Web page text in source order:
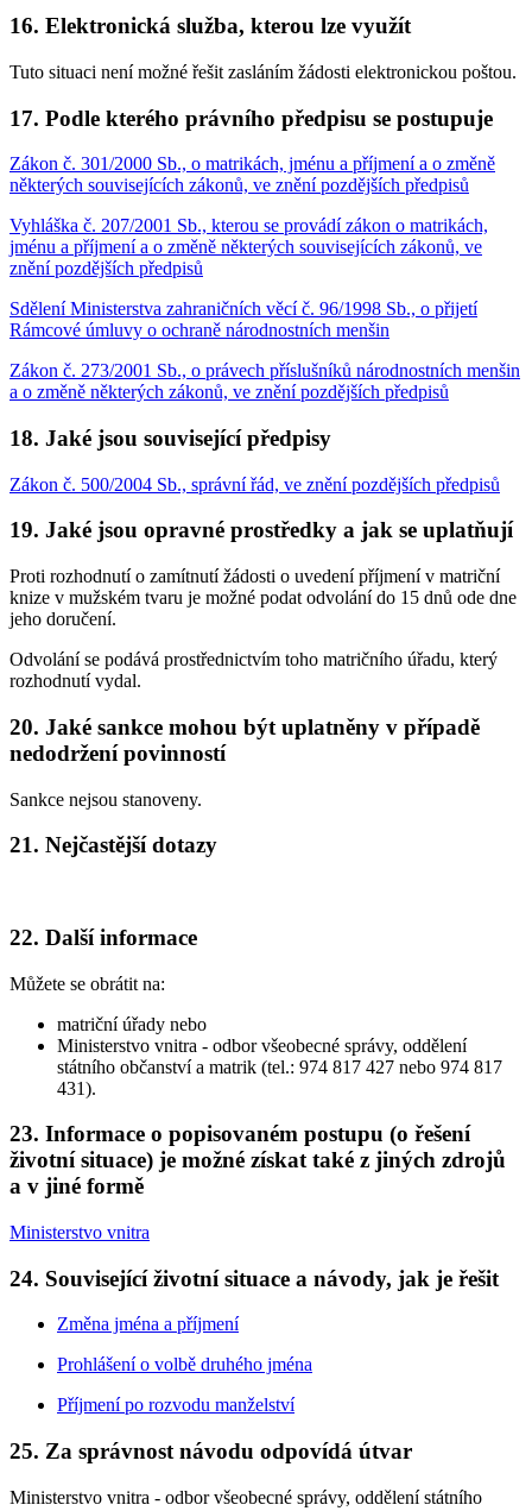
16. Elektronická služba, kterou lze využít
Tuto situaci není možné řešit zasláním žádosti elektronickou poštou.
17. Podle kterého právního předpisu se postupuje
Zákon č. 301/2000 Sb., o matrikách, jménu a příjmení a o změně
některých souvisejících zákonů, ve znění pozdějších předpisů
Vyhláška č. 207/2001 Sb., kterou se provádí zákon o matrikách,
jménu a příjmení a o změně některých souvisejících zákonů, ve
znění pozdějších předpisů
Sdělení Ministerstva zahraničních věcí č. 96/1998 Sb., o přijetí
Rámcové úmluvy o ochraně národnostních menšin
Zákon č. 273/2001 Sb., o právech příslušníků národnostních menšin
a o změně některých zákonů, ve znění pozdějších předpisů
18. Jaké jsou související předpisy
Zákon č. 500/2004 Sb., správní řád, ve znění pozdějších předpisů
19. Jaké jsou opravné prostředky a jak se uplatňují
Proti rozhodnutí o zamítnutí žádosti o uvedení příjmení v matriční
knize v mužském tvaru je možné podat odvolání do 15 dnů ode dne
jeho doručení.
Odvolání se podává prostřednictvím toho matričního úřadu, který
rozhodnutí vydal.
20. Jaké sankce mohou být uplatněny v případě
nedodržení povinností
Sankce nejsou stanoveny.
21. Nejčastější dotazy
22. Další informace
Můžete se obrátit na:
matriční úřady nebo
Ministerstvo vnitra - odbor všeobecné správy, oddělení
státního občanství a matrik (tel.: 974 817 427 nebo 974 817
431).
23. Informace o popisovaném postupu (o řešení
životní situace) je možné získat také z jiných zdrojů
a v jiné formě
Ministerstvo vnitra
24. Související životní situace a návody, jak je řešit
Změna jména a příjmení
Prohlášení o volbě druhého jména
Příjmení po rozvodu manželství
25. Za správnost návodu odpovídá útvar
Ministerstvo vnitra - odbor všeobecné správy, oddělení státního